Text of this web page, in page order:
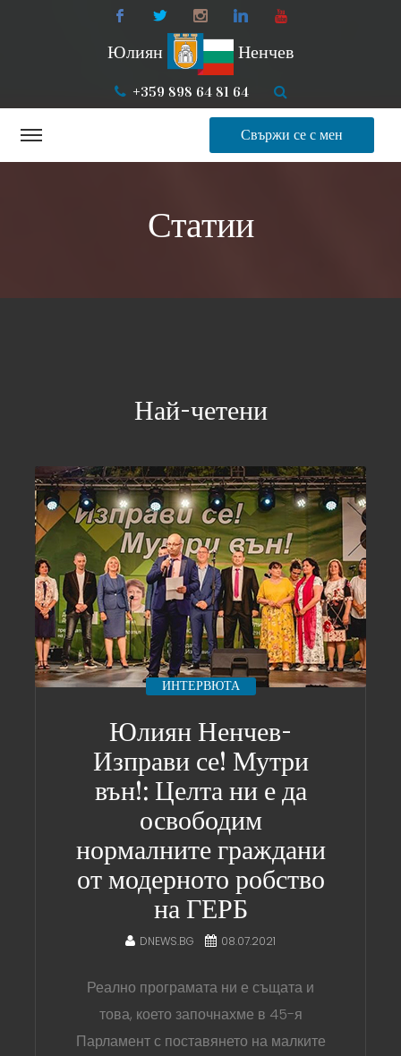
Юлиян Ненчев
+359 898 64 81 64
Свържи се с мен
Статии
Най-четени
ИНТЕРВЮТА
Юлиян Ненчев-
Изправи се! Мутри
вън!: Целта ни е да
освободим
нормалните граждани
от модерното робство
на ГЕРБ
DNEWS.BG 08.07.2021
Реално програмата ни е същата и
това, което започнахме в 45-я
Парламент с поставянето на малките